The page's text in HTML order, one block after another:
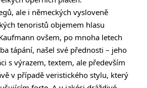
ale i německých vysloveně
tenoristů objemem hlasu
ovšem, po mnoha letech
tápání, našel své přednosti – jeho
s výrazem, textem, ale především
v případě veristického stylu, který